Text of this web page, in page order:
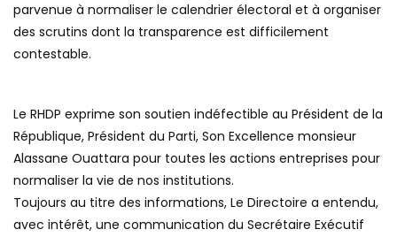
parvenue à normaliser le calendrier électoral et à organiser
des scrutins dont la transparence est difficilement
contestable.
Le RHDP exprime son soutien indéfectible au Président de la
République, Président du Parti, Son Excellence monsieur
Alassane Ouattara pour toutes les actions entreprises pour
normaliser la vie de nos institutions.
Toujours au titre des informations, Le Directoire a entendu,
avec intérêt, une communication du Secrétaire Exécutif